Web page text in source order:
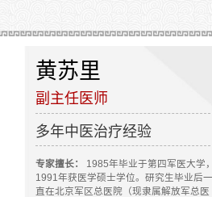
黄苏里
副主任医师
多年中医治疗经验
专家擅长：
1985年毕业于第四军医大学
1991年获医学硕士学位。研究生毕业后一
直在北京军区总医院（现隶属解放军总医